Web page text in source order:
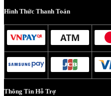
Hình Thức Thanh Toán
Thông Tin Hỗ Trợ